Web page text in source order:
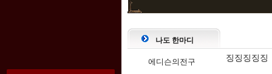
나도 한마디
에디슨의전구 징징징징징